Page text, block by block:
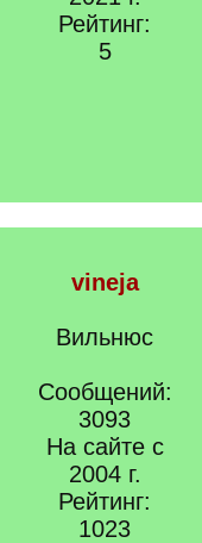
Рейтинг:
5
vineja
Вильнюс
Сообщений:
3093
На сайте с
2004 г.
Рейтинг:
1023